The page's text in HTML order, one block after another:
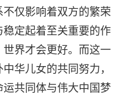
仅影响着双方的繁荣
定起着至关重要的作
界才会更好。而这一
华儿女的共同努力，
共同体与伟大中国梦